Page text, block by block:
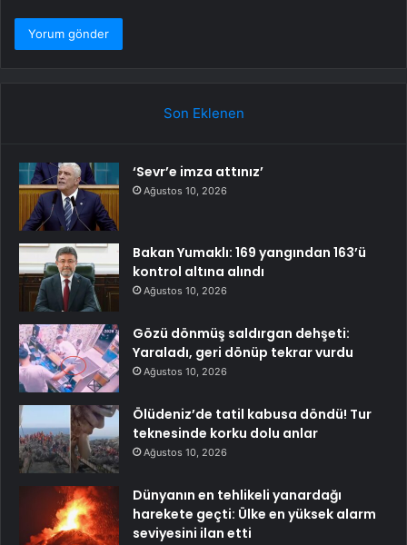
Son Eklenen
‘Sevr’e imza attınız’
Ağustos 10, 2026
Bakan Yumaklı: 169 yangından 163’ü
kontrol altına alındı
Ağustos 10, 2026
Gözü dönmüş saldırgan dehşeti:
Yaraladı, geri dönüp tekrar vurdu
Ağustos 10, 2026
Ölüdeniz’de tatil kabusa döndü! Tur
teknesinde korku dolu anlar
Ağustos 10, 2026
Dünyanın en tehlikeli yanardağı
harekete geçti: Ülke en yüksek alarm
seviyesini ilan etti